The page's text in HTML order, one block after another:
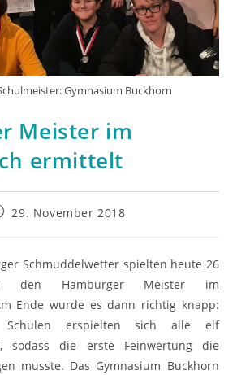
Gymnasium Buckhorn
Meister im
ermittelt
29. November 2018
Schmuddelwetter spielten heute 26
den Hamburger Meister im
Ende wurde es dann richtig knapp:
erspielten sich alle elf
sodass die erste Feinwertung die
musste. Das Gymnasium Buckhorn